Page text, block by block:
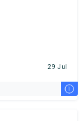
29 Jul
i